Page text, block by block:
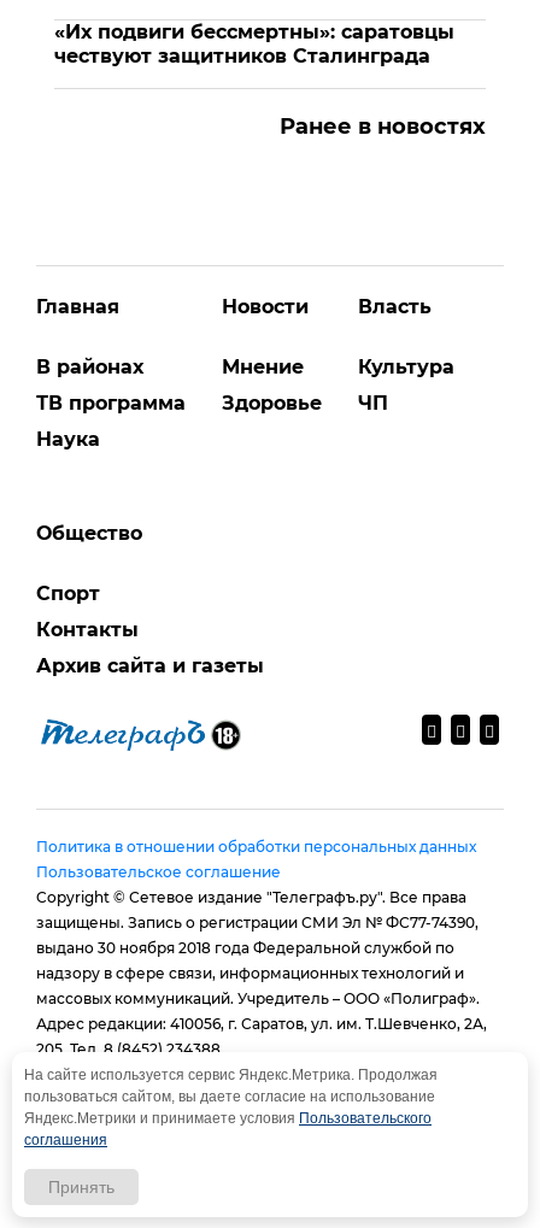
«Их подвиги бессмертны»: саратовцы
чествуют защитников Сталинграда
Ранее в новостях
Главная
В районах
ТВ программа
Наука
Новости
Мнение
Здоровье
Власть
Культура
ЧП
Общество
Спорт
Контакты
Архив сайта и газеты
Политика в отношении обработки персональных данных
Пользовательское соглашение
Copyright © Сетевое издание "Телеграфъ.ру". Все права
защищены. Запись о регистрации СМИ Эл № ФС77-74390,
выдано 30 ноября 2018 года Федеральной службой по
надзору в сфере связи, информационных технологий и
массовых коммуникаций. Учредитель – ООО «Полиграф».
Адрес редакции: 410056, г. Саратов, ул. им. Т.Шевченко, 2А,
205. Тел. 8 (8452) 234388.
E-mail: provtelegraf@gmail.com
И.о. главного редактора: Голубева Е. В.
При использовании материалов сайта - гиперссылка
обязательна
На сайте используется сервис Яндекс.Метрика. Продолжая
пользоваться сайтом, вы даете согласие на использование
Яндекс.Метрики и принимаете условия Пользовательского
соглашения
Принять